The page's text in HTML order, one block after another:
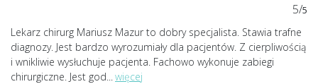
5/5
Lekarz chirurg Mariusz Mazur to dobry specjalista. Stawia trafne
diagnozy. Jest bardzo wyrozumiały dla pacjentów. Z cierpliwością
i wnikliwie wysłuchuje pacjenta. Fachowo wykonuje zabiegi
chirurgiczne. Jest god
więcej